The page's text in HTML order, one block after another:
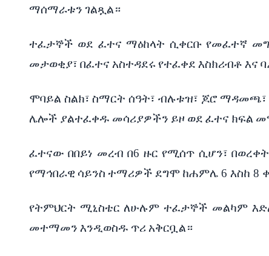
ማሰማራቱን ገልጿል።
ተፈታኞች ወደ ፈተና ማዕከላት ሲቀርቡ የመፈተኛ
መታወቂያ፣ በፈተና አስተዳደሩ የተፈቀደ እስክሪብቶ እና
ሞባይል ስልክ፣ ስማርት ሰዓት፣ ብሉቱዝ፣ ጆሮ ማዳመጫ፣
ሌሎች ያልተፈቀዱ መሳሪያዎችን ይዞ ወደ ፈተና ክፍል
ፈተናው በበይነ መረብ በ6ዙር የሚሰጥ ሲሆን፣ በወረቀት
የማኅበራዊሳይንስ ተማሪዎች ደግሞ ከሐምሌ 6 እስከ 8
የትምህርት ሚኒስቴር ለሁሉም ተፈታኞች መልካም
መተማመን እንዲወስዱ ጥሪ አቅርቧል።